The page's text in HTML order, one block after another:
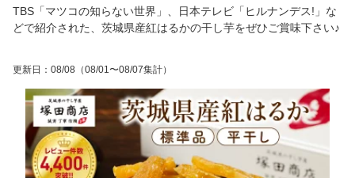
TBS「マツコの知らない世界」、日本テレビ「ヒルナンデス!」な
どで紹介された、茨城県産紅はるかの干し芋をぜひご賞味下さい♪
更新日 ： 08/08 （08/01〜08/07集計）